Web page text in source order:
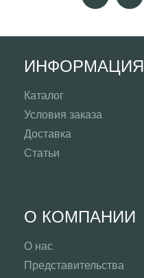
ИНФОРМАЦИЯ
Каталог
Условия заказа
Доставка
Статьи
О КОМПАНИИ
О нас
Представительства